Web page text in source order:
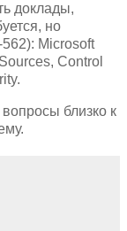
доклады,
но
Microsoft
Control
вопросы близко к